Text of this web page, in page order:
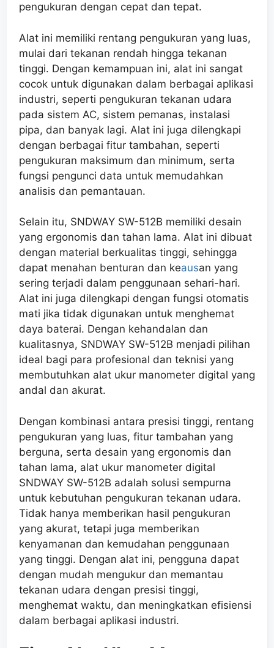
pengukuran dengan cepat dan tepat.
Alat ini memiliki rentang pengukuran yang luas,
mulai dari tekanan rendah hingga tekanan
tinggi. Dengan kemampuan ini, alat ini sangat
cocok untuk digunakan dalam berbagai aplikasi
industri, seperti pengukuran tekanan udara
pada sistem AC, sistem pemanas, instalasi
pipa, dan banyak lagi. Alat ini juga dilengkapi
dengan berbagai fitur tambahan, seperti
pengukuran maksimum dan minimum, serta
fungsi pengunci data untuk memudahkan
analisis dan pemantauan.
Selain itu, SNDWAY SW-512B memiliki desain
yang ergonomis dan tahan lama. Alat ini dibuat
dengan material berkualitas tinggi, sehingga
dapat menahan benturan dan keausan yang
sering terjadi dalam penggunaan sehari-hari.
Alat ini juga dilengkapi dengan fungsi otomatis
mati jika tidak digunakan untuk menghemat
daya baterai. Dengan kehandalan dan
kualitasnya, SNDWAY SW-512B menjadi pilihan
ideal bagi para profesional dan teknisi yang
membutuhkan alat ukur manometer digital yang
andal dan akurat.
Dengan kombinasi antara presisi tinggi, rentang
pengukuran yang luas, fitur tambahan yang
berguna, serta desain yang ergonomis dan
tahan lama, alat ukur manometer digital
SNDWAY SW-512B adalah solusi sempurna
untuk kebutuhan pengukuran tekanan udara.
Tidak hanya memberikan hasil pengukuran
yang akurat, tetapi juga memberikan
kenyamanan dan kemudahan penggunaan
yang tinggi. Dengan alat ini, pengguna dapat
dengan mudah mengukur dan memantau
tekanan udara dengan presisi tinggi,
menghemat waktu, dan meningkatkan efisiensi
dalam berbagai aplikasi industri.